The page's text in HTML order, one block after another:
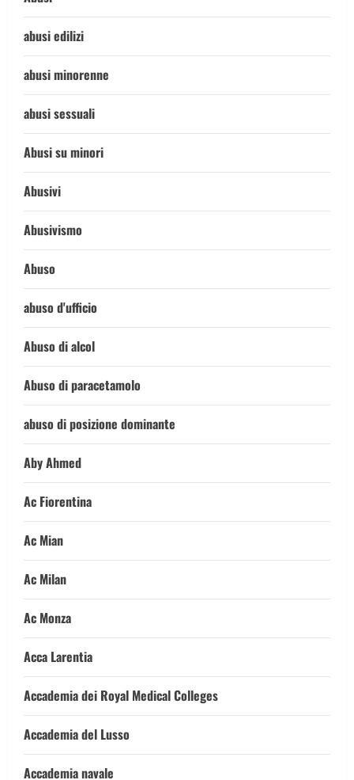
abusi edilizi
abusi minorenne
abusi sessuali
Abusi su minori
Abusivi
Abusivismo
Abuso
abuso d'ufficio
Abuso di alcol
Abuso di paracetamolo
abuso di posizione dominante
Aby Ahmed
Ac Fiorentina
Ac Mian
Ac Milan
Ac Monza
Acca Larentia
Accademia dei Royal Medical Colleges
Accademia del Lusso
Accademia navale